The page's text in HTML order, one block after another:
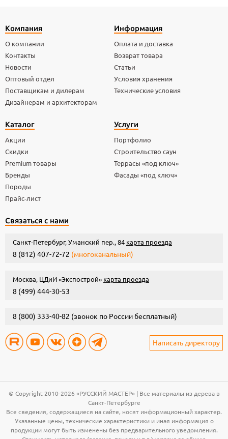
Компания
О компании
Контакты
Новости
Оптовый отдел
Поставщикам и дилерам
Дизайнерам и архитекторам
Информация
Оплата и доставка
Возврат товара
Статьи
Условия хранения
Технические условия
Каталог
Акции
Скидки
Premium товары
Бренды
Породы
Прайс-лист
Услуги
Портфолио
Строительство саун
Террасы «под ключ»
Фасады «под ключ»
Связаться с нами
Санкт-Петербург, Уманский пер., 84 карта проезда
8 (812) 407-72-72 (многоканальный)
Москва, ЦДиИ «Экспострой» карта проезда
8 (499) 444-30-53
8 (800) 333-40-82 (звонок по России бесплатный)
Написать директору
© Copyright 2010-2026 «РУССКИЙ МАСТЕР» | Все материалы из дерева в
Санкт-Петербурге
Все сведения, содержащиеся на сайте, носят информационный характер.
Указанные цены, технические характеристики и иная информация о
продукции могут быть изменены без предварительного уведомления.